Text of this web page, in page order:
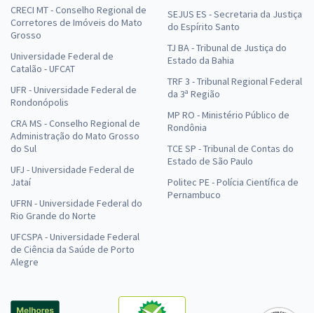
CRECI MT - Conselho Regional de
Corretores de Imóveis do Mato
Grosso
Universidade Federal de
Catalão - UFCAT
UFR - Universidade Federal de
Rondonópolis
CRA MS - Conselho Regional de
Administração do Mato Grosso
do Sul
UFJ - Universidade Federal de
Jataí
UFRN - Universidade Federal do
Rio Grande do Norte
UFCSPA - Universidade Federal
de Ciência da Saúde de Porto
Alegre
SEJUS ES - Secretaria da Justiça
do Espírito Santo
TJ BA - Tribunal de Justiça do
Estado da Bahia
TRF 3 - Tribunal Regional Federal
da 3ª Região
MP RO - Ministério Público de
Rondônia
TCE SP - Tribunal de Contas do
Estado de São Paulo
Politec PE - Polícia Científica de
Pernambuco